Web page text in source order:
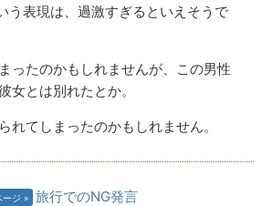
う表現は、過激すぎるといえそうで
ったのかもしれませんが、この男性
女とは別れたとか。
れてしまったのかもしれません。
ージ 旅行でのNG発言